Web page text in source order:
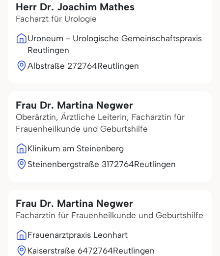
Herr Dr. Joachim Mathes
Facharzt für Urologie
Uroneum - Urologische Gemeinschaftspraxis
Reutlingen
Albstraße 272764Reutlingen
Frau Dr. Martina Negwer
Oberärztin, Ärztliche Leiterin, Fachärztin für
Frauenheilkunde und Geburtshilfe
Klinikum am Steinenberg
Steinenbergstraße 3172764Reutlingen
Frau Dr. Martina Negwer
Fachärztin für Frauenheilkunde und Geburtshilfe
Frauenarztpraxis Leonhart
Kaiserstraße 6472764Reutlingen